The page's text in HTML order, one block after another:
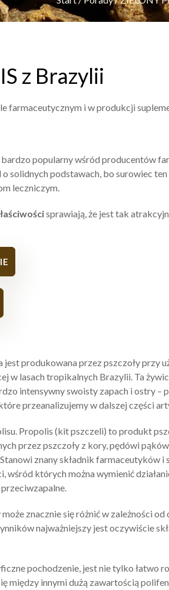
z Brazylii
farmaceutycznym i w produkcji
bardzo popularny wśród producentów
solidnych podstawach, bo surowiec
leczniczym.
sprawiają, że jest tak
produkowana przez pszczoły przy
w lasach tropikalnych Brazylii. Ta
intensywny swoisty zapach i ostry –
przeanalizujemy w dalszej części
Propolis (kit pszczeli) to produkt
przez pszczoły z kory, pędówi
znany składnik farmaceutyków
wśród których można wymienić
znacznie się różnić w zależności
najważniejszy jest oczywiście
pochodzenie, jest nie tylko łatwo
między innymi dużą zawartością